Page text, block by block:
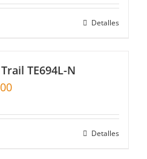
Detalles
TE694L-N
Detalles